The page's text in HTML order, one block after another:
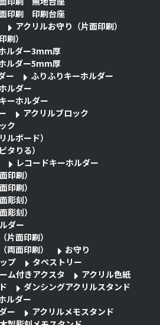
印刷 印刷台座
アクリルお守り（片面印刷）
刷）
ルダー3mm厚
ルダー5mm厚
ー
ふりふりキーホルダー
ルダー
ーホルダー
アクリルブロック
ク
ルボード）
タりる）
レコードキーホルダー
印刷）
印刷）
彫刻）
彫刻）
ダー
片面印刷）
両面印刷）
お守り
プ
タペストリー
ム付きアクスタ
アクリル色紙
ダンシングアクリルスタンド
ルダー
ー
アクリルメモスタンド